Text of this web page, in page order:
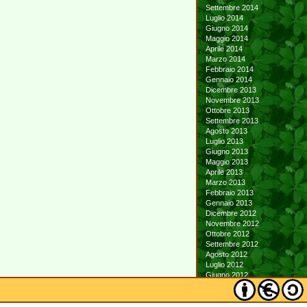
Settembre 2014
Luglio 2014
Giugno 2014
Maggio 2014
Aprile 2014
Marzo 2014
Febbraio 2014
Gennaio 2014
Dicembre 2013
Novembre 2013
Ottobre 2013
Settembre 2013
Agosto 2013
Luglio 2013
Giugno 2013
Maggio 2013
Aprile 2013
Marzo 2013
Febbraio 2013
Gennaio 2013
Dicembre 2012
Novembre 2012
Ottobre 2012
Settembre 2012
Agosto 2012
Luglio 2012
Giugno 2012
Maggio 2012
Aprile 2012